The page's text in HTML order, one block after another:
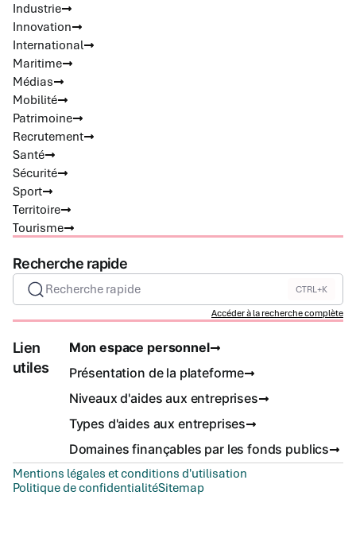
Industrie
Innovation
International
Maritime
Médias
Mobilité
Patrimoine
Recrutement
Santé
Sécurité
Sport
Territoire
Tourisme
Recherche rapide
Recherche rapide CTRL+K
Accéder à la recherche complète
Lien
utiles
Mon espace personnel
Présentation de la plateforme
Niveaux d'aides aux entreprises
Types d'aides aux entreprises
Domaines finançables par les fonds publics
Mentions légales et conditions d'utilisation
Politique de confidentialitéSitemap